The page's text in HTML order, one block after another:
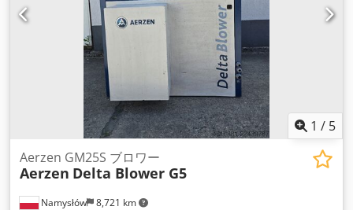
1 / 5
Namysłów 8,721 km
Aerzen GM25S ブロワー
Aerzen Delta Blower G5